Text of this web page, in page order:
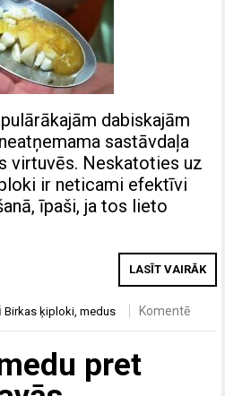
dabiskajām
sastāvdaļa
virtuvēs. Neskatoties uz
ir neticami efektīvi
īpaši, ja tos lieto
LASĪT VAIRĀK
Birkas ķiploki,medus Komentē
pret